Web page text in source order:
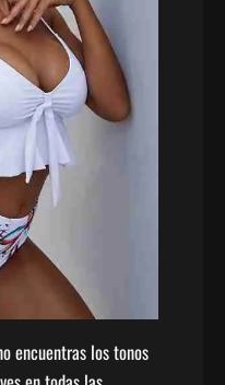
encuentras los tonos